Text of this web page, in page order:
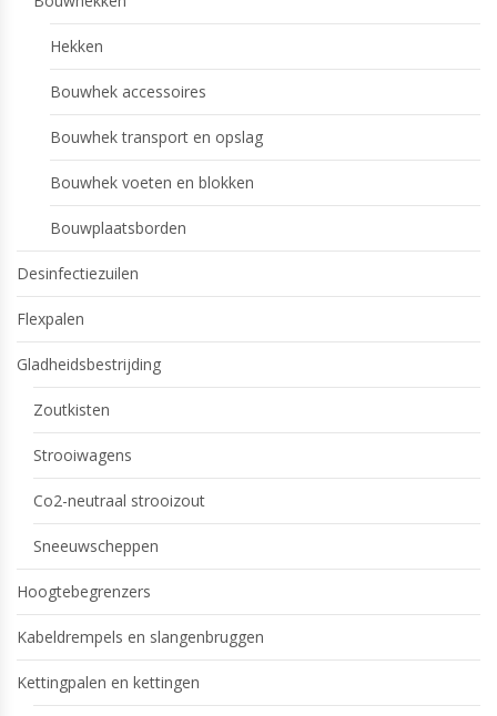
Hekken
Bouwhek accessoires
Bouwhek transport en opslag
Bouwhek voeten en blokken
Bouwplaatsborden
Desinfectiezuilen
Flexpalen
Gladheidsbestrijding
Zoutkisten
Strooiwagens
Co2-neutraal strooizout
Sneeuwscheppen
Hoogtebegrenzers
Kabeldrempels en slangenbruggen
Kettingpalen en kettingen